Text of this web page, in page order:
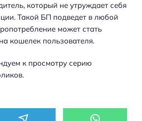
который не утруждает себя
Такой БП подведет в любой
может стать
кошелек пользователя.
к просмотру серию